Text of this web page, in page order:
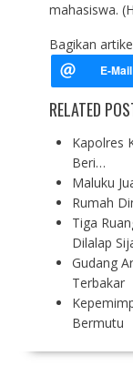
mahasiswa.
Bagikan
RELATED
Kapolres
Beri…
Maluku
Rumah
Tiga
Dilalap
Gudang
Terbakar
Bermutu